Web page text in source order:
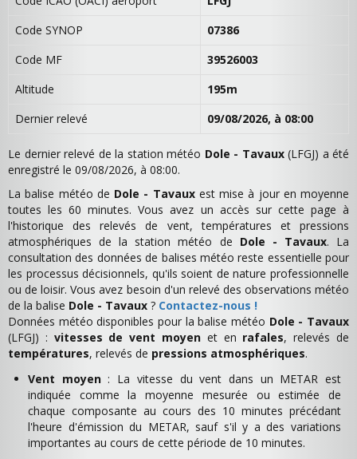
Code SYNOP
07386
Code MF
39526003
Altitude
195m
Dernier relevé
09/08/2026, à 08:00
Le dernier relevé de la station météo Dole - Tavaux(LFGJ) a été
enregistré le 09/08/2026, à 08:00.
La balise météo de Dole - Tavauxest mise à jour en moyenne
toutes les 60 minutes. Vous avez un accès sur cette page à
l'historique des relevés de vent, températures et pressions
atmosphériques de la station météo de Dole - Tavaux. La
consultation des données de balises météo reste essentielle pour
les processus décisionnels, qu'ils soient de nature professionnelle
ou de loisir. Vous avez besoin d'un relevé des observations météo
de la balise Dole - Tavaux ? Contactez-nous !
Données météo disponibles pour la balise météo Dole - Tavaux
(LFGJ) : vitesses de vent moyen et en rafales, relevés de
températures, relevés de pressions atmosphériques.
Vent moyen: La vitesse du vent dans un METAR est
indiquée comme la moyenne mesurée ou estimée de
chaque composante au cours des 10 minutes précédant
l'heure d'émission du METAR, sauf s'il y a des variations
importantes au cours de cette période de 10 minutes.